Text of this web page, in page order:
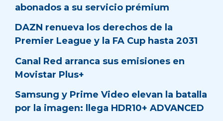
abonados a su servicio prémium
DAZN renueva los derechos de la
Premier League y la FA Cup hasta 2031
Canal Red arranca sus emisiones en
Movistar Plus+
Samsung y Prime Video elevan la batalla
por la imagen: llega HDR10+ ADVANCED